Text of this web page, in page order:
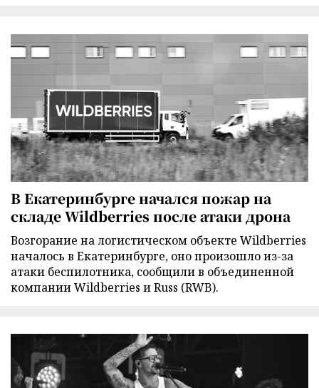
В Екатеринбурге начался пожар на
складе Wildberries после атаки дрона
Возгорание на логистическом объекте Wildberries
началось в Екатеринбурге, оно произошло из-за
атаки беспилотника, сообщили в объединенной
компании Wildberries и Russ (RWB).